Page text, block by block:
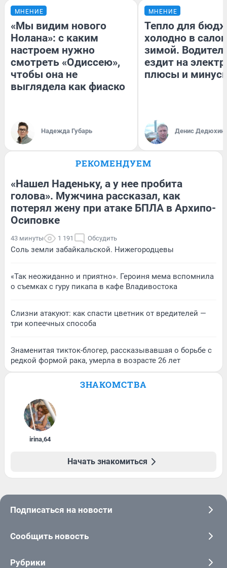
МНЕНИЕ
«Мы видим нового
Нолана»: с каким
настроем нужно
смотреть «Одиссею»,
чтобы она не
выглядела как фиаско
Надежда Губарь
МНЕНИЕ
Тепло для
холодно в
зимой.
ездит на
плюсы и
Денис Дедюхин
РЕКОМЕНДУЕМ
«Нашел Наденьку, а у нее пробита
голова». Мужчина рассказал, как
потерял жену при атаке БПЛА в Архипо-
Осиповке
43 минуты 1 191 Обсудить
Соль земли забайкальской. Нижегородцевы
«Так неожиданно и приятно». Героиня мема вспомнила
о съемках с гуру пикапа в кафе Владивостока
Слизни атакуют: как спасти цветник от вредителей —
три копеечных способа
Знаменитая тикток-блогер, рассказывавшая о борьбе с
редкой формой рака, умерла в возрасте 26 лет
ЗНАКОМСТВА
irina,64
Начать знакомиться
Подписаться на новости
Сообщить новость
Рубрики